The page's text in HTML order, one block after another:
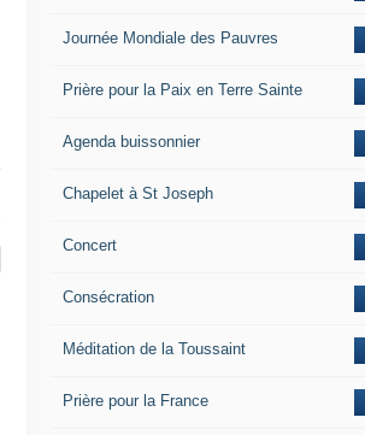
Journée Mondiale des Pauvres
Prière pour la Paix en Terre Sainte
Agenda buissonnier
Chapelet à St Joseph
Concert
Consécration
Méditation de la Toussaint
Prière pour la France